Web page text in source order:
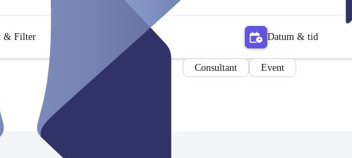
& Filter Datum & tid
Consultant Event